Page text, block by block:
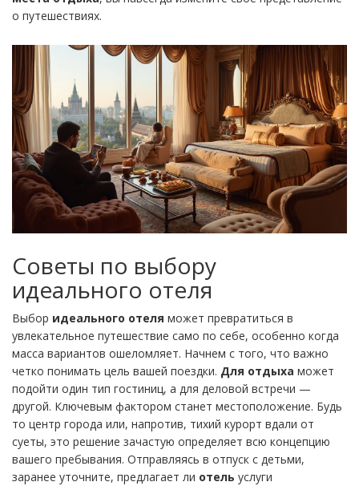
о путешествиях.
Советы по выбору
идеального отеля
Выбор идеального отеля может превратиться в
увлекательное путешествие само по себе, особенно когда
масса вариантов ошеломляет. Начнем с того, что важно
четко понимать цель вашей поездки. Для отдыха может
подойти один тип гостиниц, а для деловой встречи —
другой. Ключевым фактором станет местоположение. Будь
то центр города или, напротив, тихий курорт вдали от
суеты, это решение зачастую определяет всю концепцию
вашего пребывания. Отправляясь в отпуск с детьми,
заранее уточните, предлагает ли отель услуги